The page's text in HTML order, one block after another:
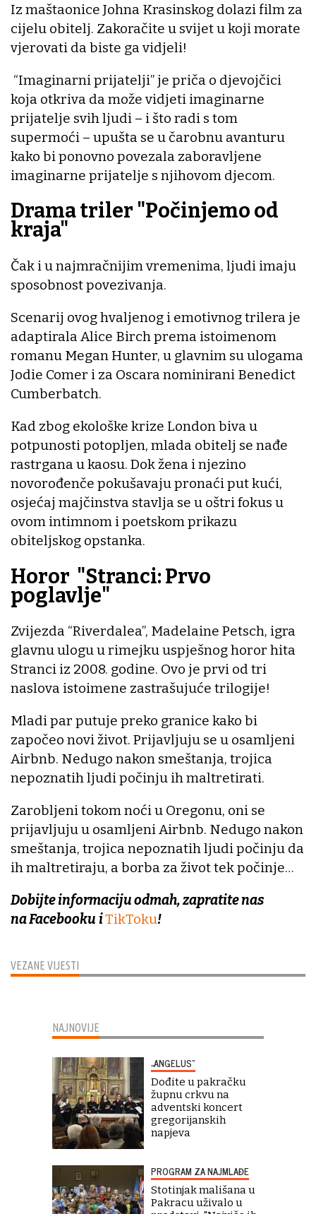
VEZANE VIJESTI
Iz maštaonice Johna Krasinskog dolazi film za
cijelu obitelj. Zakoračite u svijet u koji morate
vjerovati da biste ga vidjeli!
“Imaginarni prijatelji” je priča o djevojčici
koja otkriva da može vidjeti imaginarne
prijatelje svih ljudi – i što radi s tom
supermoći – upušta se u čarobnu avanturu
kako bi ponovno povezala zaboravljene
imaginarne prijatelje s njihovom djecom.
Drama triler "Počinjemo od
kraja"
Čak i u najmračnijim vremenima, ljudi imaju
sposobnost povezivanja.
Scenarij ovog hvaljenog i emotivnog trilera je
adaptirala Alice Birch prema istoimenom
romanu Megan Hunter, u glavnim su ulogama
Jodie Comer i za Oscara nominirani Benedict
Cumberbatch.
Kad zbog ekološke krize London biva u
potpunosti potopljen, mlada obitelj se nađe
rastrgana u kaosu. Dok žena i njezino
novorođenče pokušavaju pronaći put kući,
osjećaj majčinstva stavlja se u oštri fokus u
ovom intimnom i poetskom prikazu
obiteljskog opstanka.
Horor "Stranci: Prvo
poglavlje"
Zvijezda “Riverdalea”, Madelaine Petsch, igra
glavnu ulogu u rimejku uspješnog horor hita
Stranci iz 2008. godine. Ovo je prvi od tri
naslova istoimene zastrašujuće trilogije!
Mladi par putuje preko granice kako bi
započeo novi život. Prijavljuju se u osamljeni
Airbnb. Nedugo nakon smeštanja, trojica
nepoznatih ljudi počinju ih maltretirati.
Zarobljeni tokom noći u Oregonu, oni se
prijavljuju u osamljeni Airbnb. Nedugo nakon
smeštanja, trojica nepoznatih ljudi počinju da
ih maltretiraju, a borba za život tek počinje…
Dobijte informaciju odmah, zapratite nas
na Facebooku iTikToku!
NAJNOVIJE
„ANGELUS“
Dođite u pakračku
župnu crkvu na
adventski koncert
gregorijanskih
napjeva
PROGRAM ZA NAJMLAĐE
Stotinjak mališana u
Pakracu uživalo u